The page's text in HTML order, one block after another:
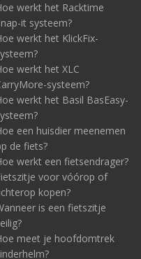
werkt het Racktime
it systeem?
werkt het KlickFix-
werkt het XLC
systeem?
werkt het Basil BasEasy-
een huisdier meenemen
de fiets?
werkt een fietsendrager?
voor vóórop of
kopen?
is een fietszitje
meet je hoofdomtrek